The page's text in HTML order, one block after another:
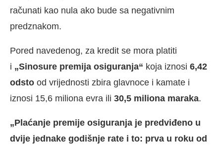
računati kao nula ako bude sa negativnim
predznakom.
Pored navedenog, za kredit se mora platiti
i „Sinosure premija osiguranja“ koja iznosi 6,42
odsto od vrijednosti zbira glavnoce i kamate i
iznosi 15,6 miliona evra ili 30,5 miliona maraka.
„Plaćanje premije osiguranja je predviđeno u
dvije jednake godišnje rate i to: prva u roku od